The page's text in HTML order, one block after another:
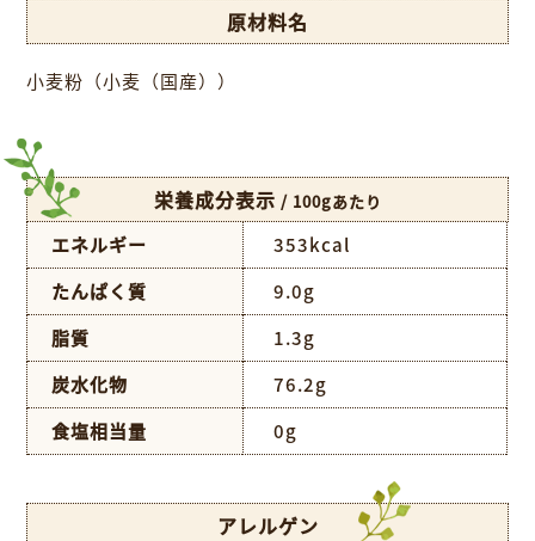
原材料名
小麦粉（小麦（国産））
栄養成分表示 / 100gあたり
エネルギー
353kcal
たんぱく質
9.0g
脂質
1.3g
炭水化物
76.2g
食塩相当量
0g
アレルゲン